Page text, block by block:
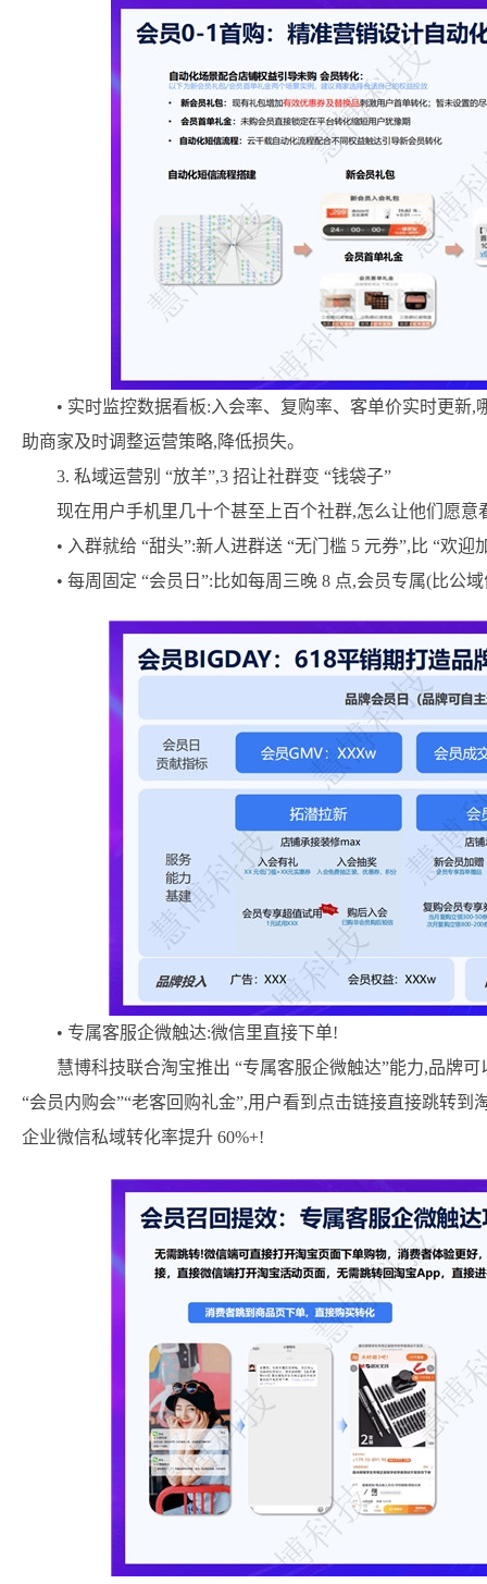
• 实时监控数据看板:入会率、复购率、客单价实时更新
助商家及时调整运营策略,降低损失。
3. 私域运营别 “放羊”,3 招让社群变 “钱袋子”
现在用户手机里几十个甚至上百个社群,怎么让他们愿意
• 入群就给 “甜头”:新人进群送 “无门槛 5 元券”,比 “欢迎
• 每周固定 “会员日”:比如每周三晚 8 点,会员专属(比公
• 专属客服企微触达:微信里直接下单!
慧博科技联合淘宝推出 “专属客服企微触达”能力,品牌
“会员内购会”“老客回购礼金”,用户看到点击链接直接跳转
企业微信私域转化率提升 60%+!